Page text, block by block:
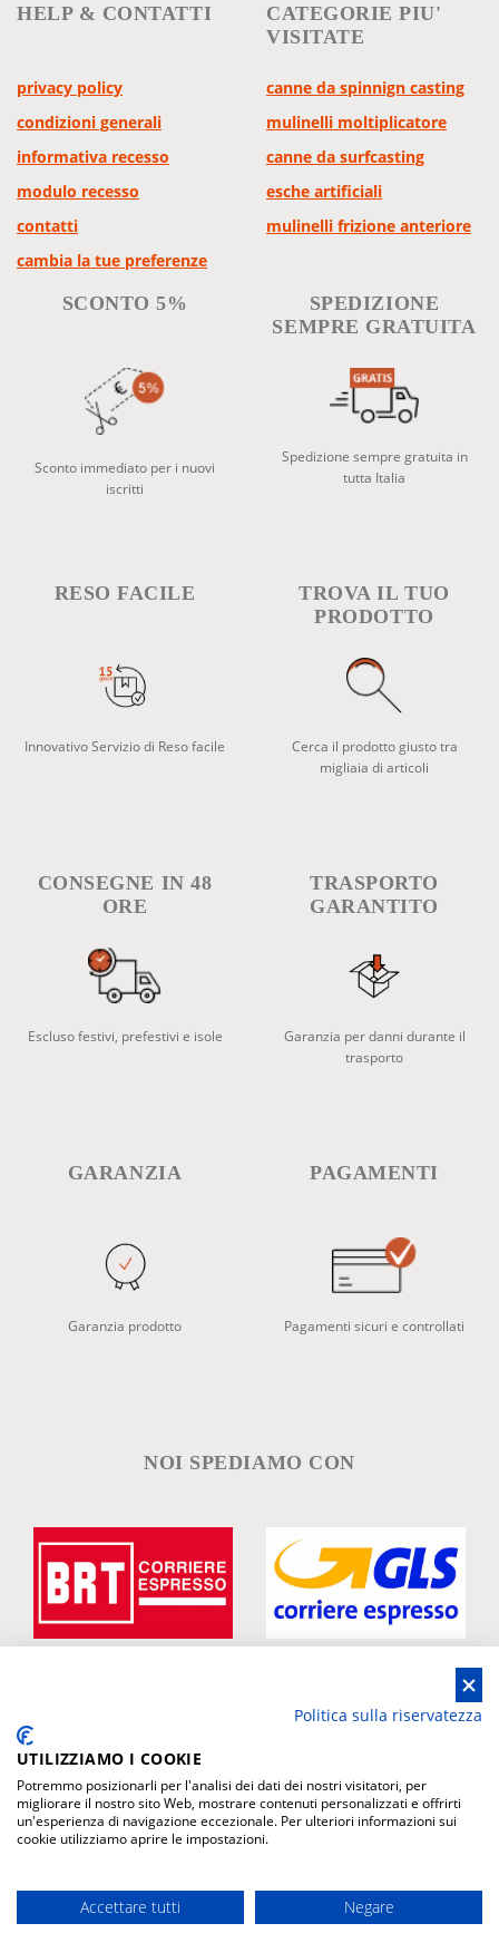
HELP & CONTATTI
privacy policy
condizioni generali
informativa recesso
modulo recesso
contatti
cambia la tue preferenze
CATEGORIE PIU'
VISITATE
canne da spinnign casting
mulinelli moltiplicatore
canne da surfcasting
esche artificiali
mulinelli frizione anteriore
SCONTO 5%
Sconto immediato per i nuovi
iscritti
SPEDIZIONE
SEMPRE GRATUITA
Spedizione sempre gratuita in
tutta Italia
RESO FACILE
Innovativo Servizio di Reso facile
TROVA IL TUO
PRODOTTO
Cerca il prodotto giusto tra
migliaia di articoli
CONSEGNE IN 48
ORE
Escluso festivi, prefestivi e isole
TRASPORTO
GARANTITO
Garanzia per danni durante il
trasporto
GARANZIA
Garanzia prodotto
PAGAMENTI
Pagamenti sicuri e controllati
NOI SPEDIAMO CON
Politica sulla riservatezza
UTILIZZIAMO I COOKIE
Potremmo posizionarli per l'analisi dei dati dei nostri visitatori, per
migliorare il nostro sito Web, mostrare contenuti personalizzati e offrirti
un'esperienza di navigazione eccezionale. Per ulteriori informazioni sui
cookie utilizziamo aprire le impostazioni.
Accettare tutti Negare